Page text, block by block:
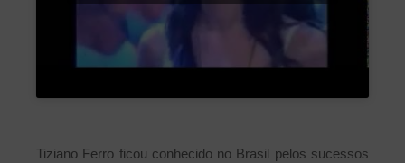
Tiziano Ferro ficou conhecido no Brasil pelos sucessos